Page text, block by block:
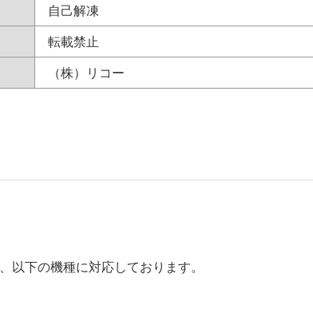
自己解凍
転載禁止
（株）リコー
以下の機種に対応しております。